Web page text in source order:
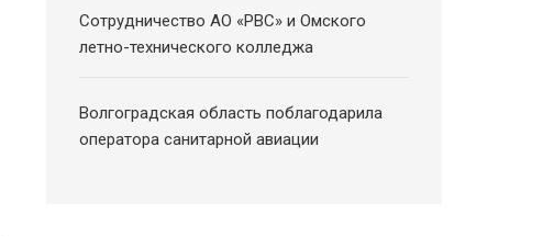
Сотрудничество АО «РВС» и Омского
летно-технического колледжа
Волгоградская область поблагодарила
оператора санитарной авиации